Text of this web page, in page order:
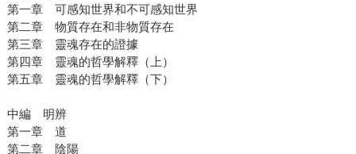
第一章 可感知世界和不可感知世界
第二章 物質存在和非物質存在
第三章 靈魂存在的證據
第四章 靈魂的哲學解釋（上）
第五章 靈魂的哲學解釋（下）
中編 明辨
第一章 道
第二章 陰陽